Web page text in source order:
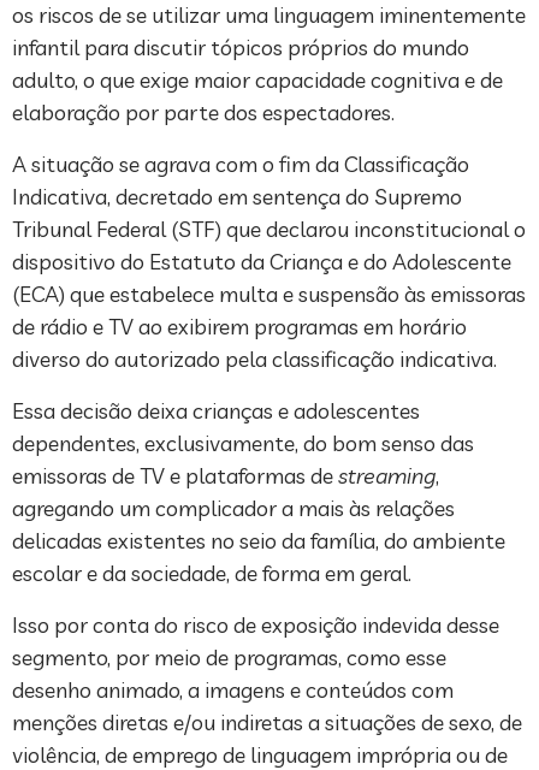
os riscos de se utilizar uma linguagem iminentemente
infantil para discutir tópicos próprios do mundo
adulto, o que exige maior capacidade cognitiva e de
elaboração por parte dos espectadores.
A situação se agrava com o fim da Classificação
Indicativa, decretado em sentença do Supremo
Tribunal Federal (STF) que declarou inconstitucional o
dispositivo do Estatuto da Criança e do Adolescente
(ECA) que estabelece multa e suspensão às emissoras
de rádio e TV ao exibirem programas em horário
diverso do autorizado pela classificação indicativa.
Essa decisão deixa crianças e adolescentes
dependentes, exclusivamente, do bom senso das
emissoras de TV e plataformas destreaming,
agregando um complicador a mais às relações
delicadas existentes no seio da família, do ambiente
escolar e da sociedade, de forma em geral.
Isso por conta do risco de exposição indevida desse
segmento, por meio de programas, como esse
desenho animado, a imagens e conteúdos com
menções diretas e/ou indiretas a situações de sexo, de
violência, de emprego de linguagem imprópria ou de